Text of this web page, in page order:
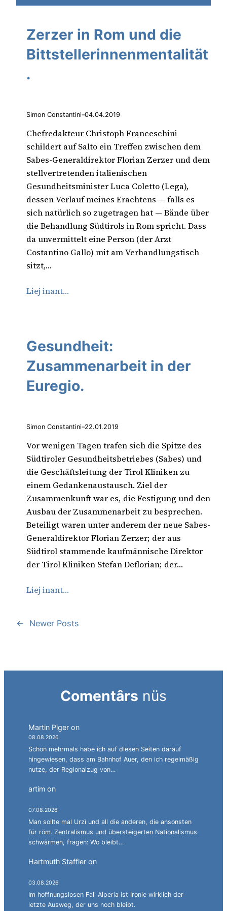
Zerzer in Rom und die
Bittstellerinnenmentalität
.
Simon Constantini–04.04.2019
Chefredakteur Christoph Franceschini
schildert auf Salto ein Treffen zwischen dem
Sabes-Generaldirektor Florian Zerzer und dem
stellvertretenden italienischen
Gesundheitsminister Luca Coletto (Lega),
dessen Verlauf meines Erachtens — falls es
sich natürlich so zugetragen hat — Bände über
die Behandlung Südtirols in Rom spricht. Dass
da unvermittelt eine Person (der Arzt
Costantino Gallo) mit am Verhandlungstisch
sitzt,…
Liej inant…
Gesundheit:
Zusammenarbeit in der
Euregio.
Simon Constantini–22.01.2019
Vor wenigen Tagen trafen sich die Spitze des
Südtiroler Gesundheitsbetriebes (Sabes) und
die Geschäftsleitung der Tirol Kliniken zu
einem Gedankenaustausch. Ziel der
Zusammenkunft war es, die Festigung und den
Ausbau der Zusammenarbeit zu besprechen.
Beteiligt waren unter anderem der neue Sabes-
Generaldirektor Florian Zerzer; der aus
Südtirol stammende kaufmännische Direktor
der Tirol Kliniken Stefan Deflorian; der…
Liej inant…
← Newer Posts
Comentârs nüs
Martin Piger on
08.08.2026
Schon mehrmals habe ich auf diesen Seiten darauf
hingewiesen, dass am Bahnhof Auer, den ich regelmäßig
nutze, der Regionalzug von…
artim on
07.08.2026
Man sollte mal Urzì und all die anderen, die ansonsten
für röm. Zentralismus und übersteigerten Nationalismus
schwärmen, fragen: Wo bleibt…
Hartmuth Staffler on
03.08.2026
Im hoffnungslosen Fall Alperia ist Ironie wirklich der
letzte Ausweg, der uns noch bleibt.